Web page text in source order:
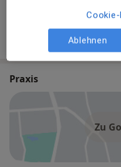
28
+ 6 Behandler:innen
Praxis
Zu
Ablehnen